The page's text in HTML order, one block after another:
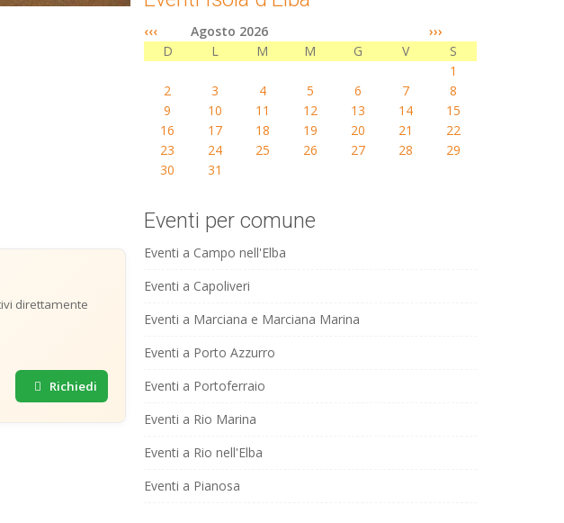
direttamente
Richiedi
‹‹‹ Agosto 2026
›››
D
L M M G V
S
1
2
3 4 5 6 7
8
9
10 11 12 13 14
15
16
17 18 19 20 21
22
23
24 25 26 27 28
29
30
31
Eventi per comune
Eventi a Campo nell'Elba
Eventi a Capoliveri
Eventi a Marciana e Marciana Marina
Eventi a Porto Azzurro
Eventi a Portoferraio
Eventi a Rio Marina
Eventi a Rio nell'Elba
Eventi a Pianosa